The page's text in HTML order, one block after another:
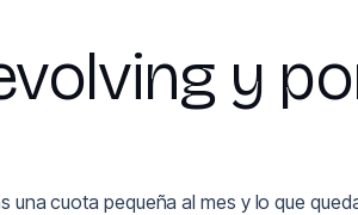
y
cuota pequeña al mes y lo que